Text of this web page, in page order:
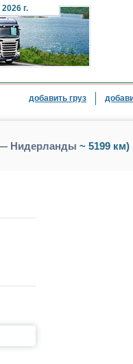
г.
добавить груз
— Нидерланды ~ 5199 км)